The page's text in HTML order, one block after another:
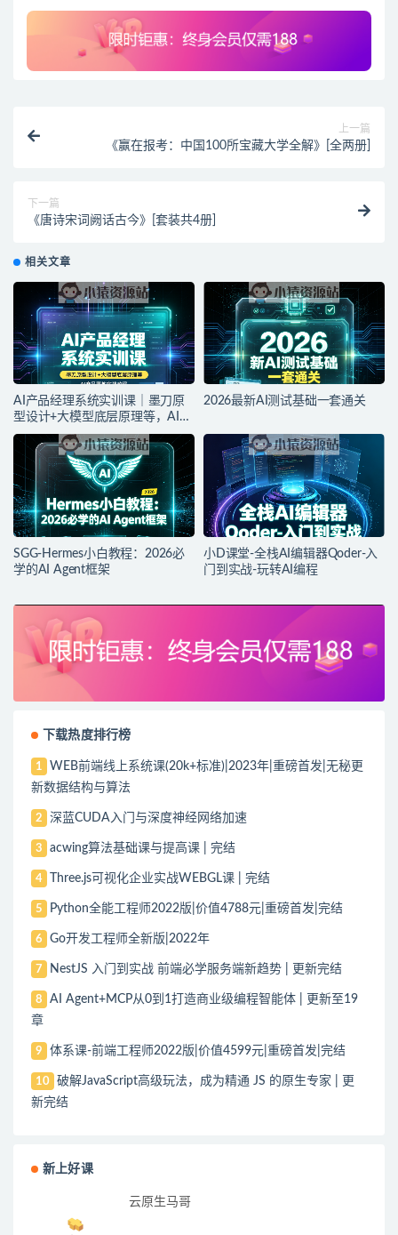
上一篇
《赢在报考：中国100所宝藏大学全解》[全两册]
下一篇
《唐诗宋词阙话古今》[套装共4册]
相关文章
AI产品经理系统实训课｜墨刀原
型设计+大模型底层原理等，AI产
品落地实战教程
2026最新AI测试基础一套通关
SGG-Hermes小白教程：2026必
学的AI Agent框架
小D课堂-全栈AI编辑器Qoder-入
门到实战-玩转AI编程
下载热度排行榜
1
WEB前端线上系统课(20k+标准)|2023年|重磅首发|无秘更
新数据结构与算法
2 深蓝CUDA入门与深度神经网络加速
3 acwing算法基础课与提高课 | 完结
4 Three.js可视化企业实战WEBGL课 | 完结
5 Python全能工程师2022版|价值4788元|重磅首发|完结
6 Go开发工程师全新版|2022年
7 NestJS 入门到实战 前端必学服务端新趋势 | 更新完结
8
AI Agent+MCP从0到1打造商业级编程智能体 | 更新至19
章
9 体系课-前端工程师2022版|价值4599元|重磅首发|完结
10
破解JavaScript高级玩法，成为精通 JS 的原生专家 | 更
新完结
新上好课
云原生马哥